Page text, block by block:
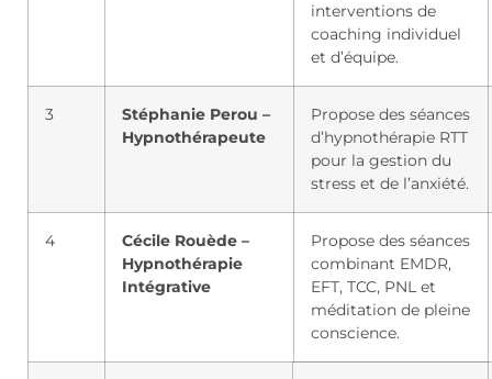
interventions de
coaching individuel
et d’équipe.
3
Stéphanie Perou –
Hypnothérapeute
Propose des séances
d’hypnothérapie RTT
pour la gestion du
stress et de l’anxiété.
4
Cécile Rouède –
Hypnothérapie
Intégrative
Propose des séances
combinant EMDR,
EFT, TCC, PNL et
méditation de pleine
conscience.